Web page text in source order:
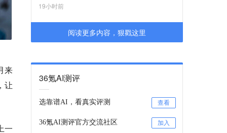
来
让
一
19小时前
阅读更多内容，狠戳这里
36氪AI测评
选靠谱AI，看真实评测 查看
36氪AI测评官方交流社区 加入